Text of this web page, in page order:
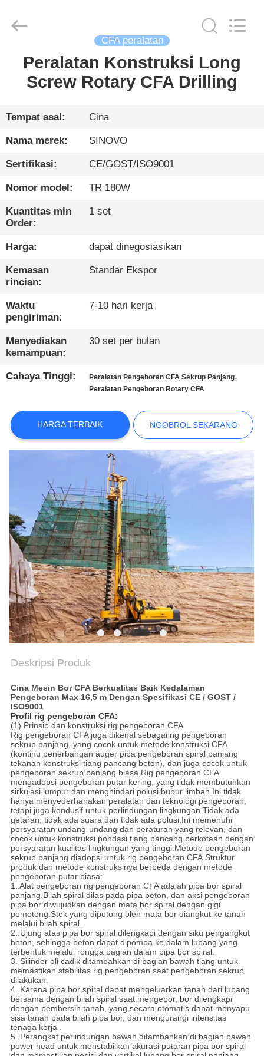
RUMAH
TAMPILAN
VR
TENTANG
KAMI
TUR
PABRIK
KONTROL
KUALITAS
HUBUNGI
KAMI
NGOBROL
SEKARANG
COMPANY
NEWS
SITEMAP
KEBIJAKAN
PRIVASI
Heavy
Industry
Reserved.
CFA peralatan
Peralatan Konstruksi Long
Screw Rotary CFA Drilling
Tempat asal: Cina
Nama merek: SINOVO
Sertifikasi: CE/GOST/ISO9001
Nomor model: TR 180W
Kuantitas min
Order:
1 set
Harga: dapat dinegosiasikan
Kemasan
rincian:
Standar Ekspor
Waktu
pengiriman:
7-10 hari kerja
Menyediakan
kemampuan:
30 set per bulan
Cahaya Tinggi: Peralatan Pengeboran CFA Sekrup Panjang,
Peralatan Pengeboran Rotary CFA
HARGA TERBAIK NGOBROL SEKARANG
Deskripsi Produk
Cina Mesin Bor CFA Berkualitas Baik Kedalaman
Pengeboran Max 16,5 m Dengan Spesifikasi CE / GOST /
ISO9001
Profil rig pengeboran CFA:
(1) Prinsip dan konstruksi rig pengeboran CFA
Rig pengeboran CFA juga dikenal sebagai rig pengeboran
sekrup panjang, yang cocok untuk metode konstruksi CFA
(kontinu penerbangan auger pipa pengeboran spiral panjang
tekanan konstruksi tiang pancang beton), dan juga cocok untuk
pengeboran sekrup panjang biasa.Rig pengeboran CFA
mengadopsi pengeboran putar kering, yang tidak membutuhkan
sirkulasi lumpur dan menghindari polusi bubur limbah.Ini tidak
hanya menyederhanakan peralatan dan teknologi pengeboran,
tetapi juga kondusif untuk perlindungan lingkungan.Tidak ada
getaran, tidak ada suara dan tidak ada polusi.Ini memenuhi
persyaratan undang-undang dan peraturan yang relevan, dan
cocok untuk konstruksi pondasi tiang pancang perkotaan dengan
persyaratan kualitas lingkungan yang tinggi.Metode pengeboran
sekrup panjang diadopsi untuk rig pengeboran CFA.Struktur
produk dan metode konstruksinya berbeda dengan metode
pengeboran putar biasa:
1. Alat pengeboran rig pengeboran CFA adalah pipa bor spiral
panjang.Bilah spiral dilas pada pipa beton, dan aksi pengeboran
pipa bor diwujudkan dengan mata bor spiral dengan gigi
pemotong.Stek yang dipotong oleh mata bor diangkut ke tanah
melalui bilah spiral.
2. Ujung atas pipa bor spiral dilengkapi dengan siku pengangkut
beton, sehingga beton dapat dipompa ke dalam lubang yang
terbentuk melalui rongga bagian dalam pipa bor spiral.
3. Silinder oli cadik ditambahkan di bagian bawah tiang untuk
memastikan stabilitas rig pengeboran saat pengeboran sekrup
dilakukan.
4. Karena pipa bor spiral dapat mengeluarkan tanah dari lubang
bersama dengan bilah spiral saat mengebor, bor dilengkapi
dengan pembersih tanah, yang secara otomatis dapat menyapu
sisa tanah pada bilah pipa bor, dan mengurangi intensitas
tenaga kerja .
5. Perangkat perlindungan bawah ditambahkan di bagian bawah
power head untuk menstabilkan akurasi putaran pipa bor spiral